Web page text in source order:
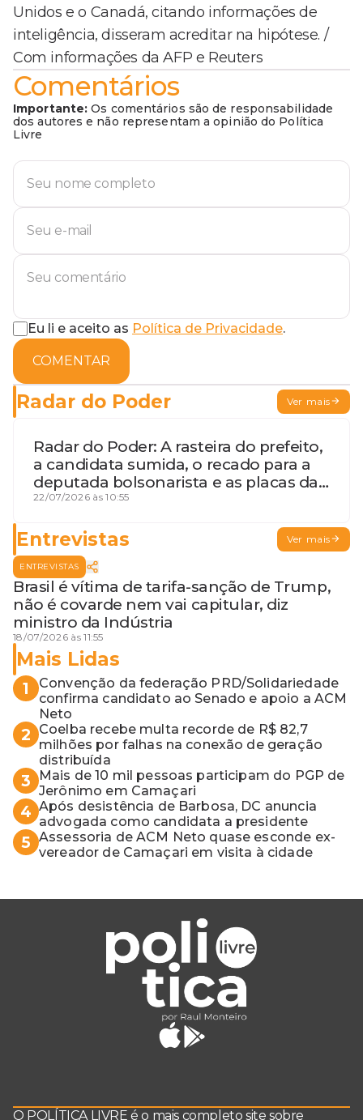
Unidos e o Canadá, citando informações de
inteligência, disseram acreditar na hipótese. /
Com informações da AFP e Reuters
Comentários
Importante: Os comentários são de responsabilidade
dos autores e não representam a opinião do Política
Livre
Eu li e aceito as Política de Privacidade.
COMENTAR
Radar do Poder Ver mais
Radar do Poder: A rasteira do prefeito,
a candidata sumida, o recado para a
deputada bolsonarista e as placas da
discórdia
22/07/2026 às 10:55
Entrevistas Ver mais
ENTREVISTAS
Brasil é vítima de tarifa-sanção de Trump,
não é covarde nem vai capitular, diz
ministro da Indústria
18/07/2026 às 11:55
Mais Lidas
1
Convenção da federação PRD/Solidariedade
confirma candidato ao Senado e apoio a ACM
Neto
2
Coelba recebe multa recorde de R$ 82,7
milhões por falhas na conexão de geração
distribuída
3
Mais de 10 mil pessoas participam do PGP de
Jerônimo em Camaçari
4 Após desistência de Barbosa, DC anuncia
advogada como candidata a presidente
5 Assessoria de ACM Neto quase esconde ex-
vereador de Camaçari em visita à cidade
O POLÍTICA LIVRE é o mais completo site sobre